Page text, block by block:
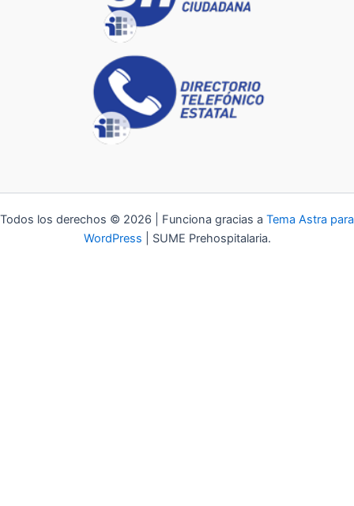
Todos los derechos © 2026 | Funciona gracias a Tema Astra para
WordPress | SUME Prehospitalaria.